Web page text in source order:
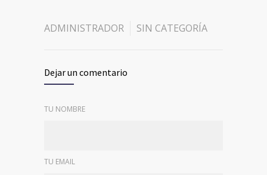
ADMINISTRADOR SIN CATEGORÍA
Dejar un comentario
TU NOMBRE
TU EMAIL